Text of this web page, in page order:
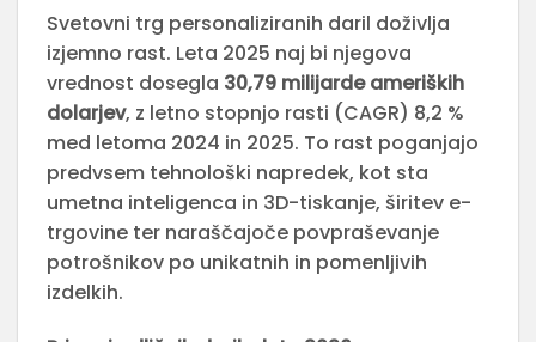
Svetovni trg personaliziranih daril doživlja
izjemno rast. Leta 2025 naj bi njegova
vrednost dosegla 30,79 milijarde ameriških
dolarjev, z letno stopnjo rasti (CAGR) 8,2 %
med letoma 2024 in 2025. To rast poganjajo
predvsem tehnološki napredek, kot sta
umetna inteligenca in 3D-tiskanje, širitev e-
trgovine ter naraščajoče povpraševanje
potrošnikov po unikatnih in pomenljivih
izdelkih.